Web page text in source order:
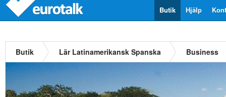
Hjälp
Butik
Butik Lär Latinamerikansk Spanska Business